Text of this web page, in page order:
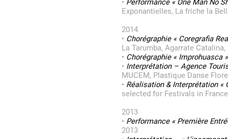
• Performance « One Man No
Exponantielles, La friche la
2014
• Chorégraphie « Coregrafia
La Tarumba, Agarrate Catalina,
• Chorégraphie « Improhuasca »
• Interprétation – Agence
MUCEM, Plastique Danse
• Réalisation & Interprétation «
selected for Festivals in France
2013
• Performance « Première
2013